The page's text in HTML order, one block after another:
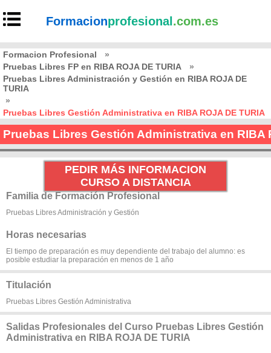
Formacionprofesional .com.es
Formacion Profesional
»
Pruebas Libres FP en RIBA ROJA DE TURIA
»
Pruebas Libres Administración y Gestión en RIBA ROJA DE
TURIA
»
Pruebas Libres Gestión Administrativa en RIBA ROJA DE TURIA
Pruebas Libres Gestión Administrativa en RIBA
PEDIR MÁS INFORMACION
CURSO A DISTANCIA
Familia de Formación Profesional
Pruebas Libres Administración y Gestión
Horas necesarias
El tiempo de preparación es muy dependiente del trabajo del alumno: es
posible estudiar la preparación en menos de 1 año
Titulación
Pruebas Libres Gestión Administrativa
Salidas Profesionales del Curso Pruebas Libres Gestión
Administrativa en RIBA ROJA DE TURIA